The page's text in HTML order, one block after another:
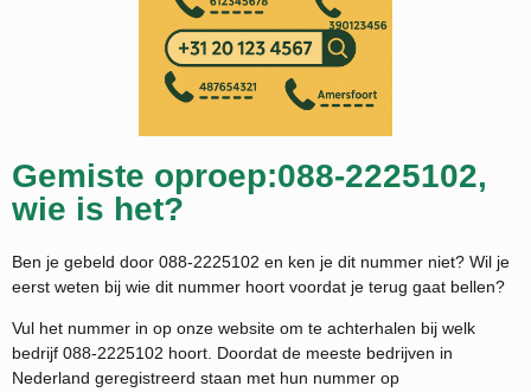
Gemiste oproep:088-2225102,
wie is het?
Ben je gebeld door 088-2225102 en ken je dit nummer niet? Wil je
eerst weten bij wie dit nummer hoort voordat je terug gaat bellen?
Vul het nummer in op onze website om te achterhalen bij welk
bedrijf 088-2225102 hoort. Doordat de meeste bedrijven in
Nederland geregistreerd staan met hun nummer op